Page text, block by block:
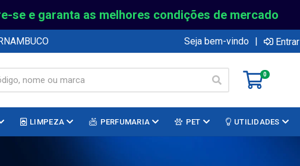
se e garanta as melhores condições de mercado
Seja bem-vindo | Entrar
0
LIMPEZA PERFUMARIA PET UTILIDADES